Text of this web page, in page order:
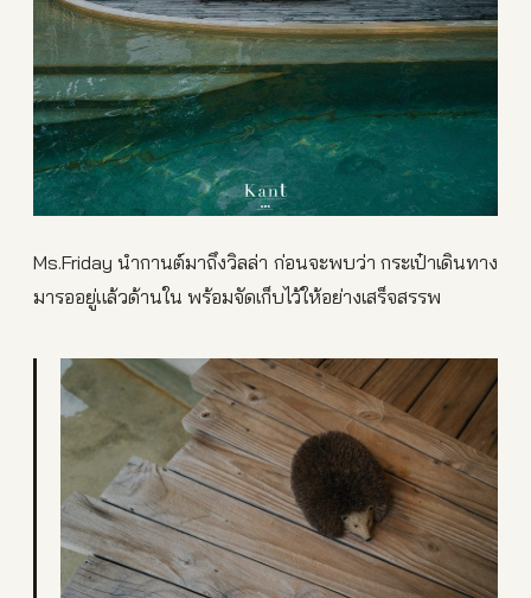
Ms.Friday นำกานต์มาถึงวิลล่า ก่อนจะพบว่า กระเป๋าเดินทาง
มารออยู่แล้วด้านใน พร้อมจัดเก็บไว้ให้อย่างเสร็จสรรพ